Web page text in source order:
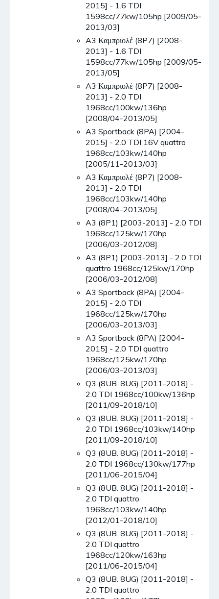
2015] - 1.6 TDI
1598cc/77kw/105hp [2009/05-
2013/03]
A3 Καμπριολέ (8P7) [2008-
2013] - 1.6 TDI
1598cc/77kw/105hp [2009/05-
2013/05]
A3 Καμπριολέ (8P7) [2008-
2013] - 2.0 TDI
1968cc/100kw/136hp
[2008/04-2013/05]
A3 Sportback (8PA) [2004-
2015] - 2.0 TDI 16V quattro
1968cc/103kw/140hp
[2005/11-2013/03]
A3 Καμπριολέ (8P7) [2008-
2013] - 2.0 TDI
1968cc/103kw/140hp
[2008/04-2013/05]
A3 (8P1) [2003-2013] - 2.0 TDI
1968cc/125kw/170hp
[2006/03-2012/08]
A3 (8P1) [2003-2013] - 2.0 TDI
quattro 1968cc/125kw/170hp
[2006/03-2012/08]
A3 Sportback (8PA) [2004-
2015] - 2.0 TDI
1968cc/125kw/170hp
[2006/03-2013/03]
A3 Sportback (8PA) [2004-
2015] - 2.0 TDI quattro
1968cc/125kw/170hp
[2006/03-2013/03]
Q3 (8UB. 8UG) [2011-2018] -
2.0 TDI 1968cc/100kw/136hp
[2011/09-2018/10]
Q3 (8UB. 8UG) [2011-2018] -
2.0 TDI 1968cc/103kw/140hp
[2011/09-2018/10]
Q3 (8UB. 8UG) [2011-2018] -
2.0 TDI 1968cc/130kw/177hp
[2011/06-2015/04]
Q3 (8UB. 8UG) [2011-2018] -
2.0 TDI quattro
1968cc/103kw/140hp
[2012/01-2018/10]
Q3 (8UB. 8UG) [2011-2018] -
2.0 TDI quattro
1968cc/120kw/163hp
[2011/06-2015/04]
Q3 (8UB. 8UG) [2011-2018] -
2.0 TDI quattro